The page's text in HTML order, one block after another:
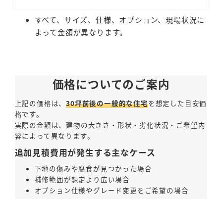
すべて、サイズ、仕様、オプション、現場状況に
よって金額が異なります。
価格についてのご案内
上記の価格は、30坪前後の一般的な住宅を想定した目安価
格です。
実際の金額は、建物の大きさ・形状・劣化状況・ご希望内
容によって異なります。
追加見積費用が発生する主なケース
下地の傷みや腐食が見つかった場合
補修範囲が想定より広い場合
オプション仕様やグレード変更をご希望の場合